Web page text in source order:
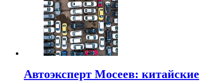
Автоэксперт Мосеев: китайские